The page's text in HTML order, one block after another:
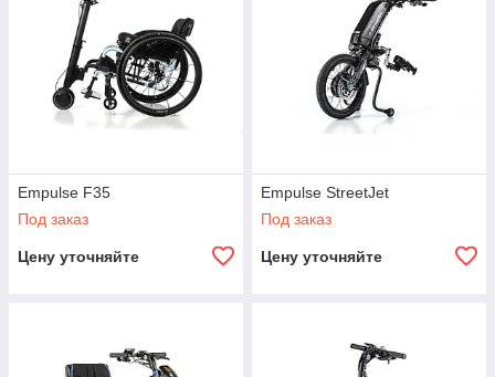
Empulse F35
Под заказ
Цену уточняйте
Empulse StreetJet
Под заказ
Цену уточняйте